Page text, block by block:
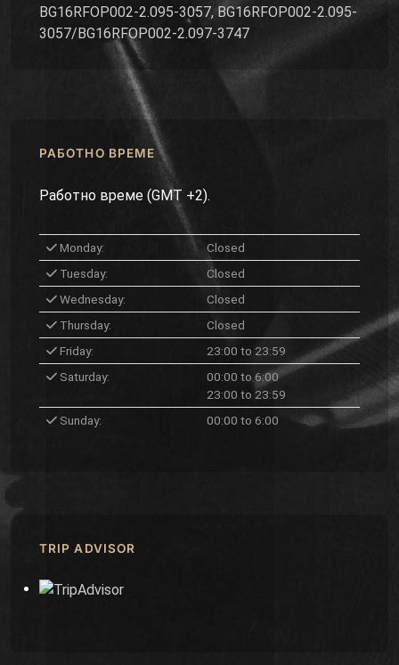
BG16RFOP002-2.095-3057, BG16RFOP002-2.095-
3057/BG16RFOP002-2.097-3747
РАБОТНО ВРЕМЕ
Работно време (GMT +2).
Monday:
Closed
Tuesday:
Closed
Wednesday:
Closed
Thursday:
Closed
Friday:
23:00 to 23:59
Saturday:
00:00 to 6:00
23:00 to 23:59
Sunday:
00:00 to 6:00
TRIP ADVISOR